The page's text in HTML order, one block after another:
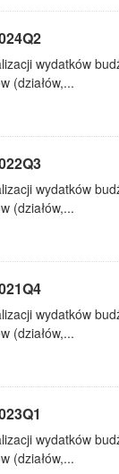
wydatków
(działów,...
wydatków
(działów,...
wydatków
(działów,...
wydatków
(działów,...